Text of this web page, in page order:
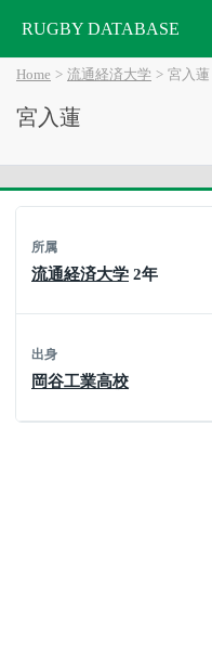
RUGBY DATABASE
Home 流通経済大学 宮入蓮
宮入蓮
所属
流通経済大学 2年
出身
岡谷工業高校